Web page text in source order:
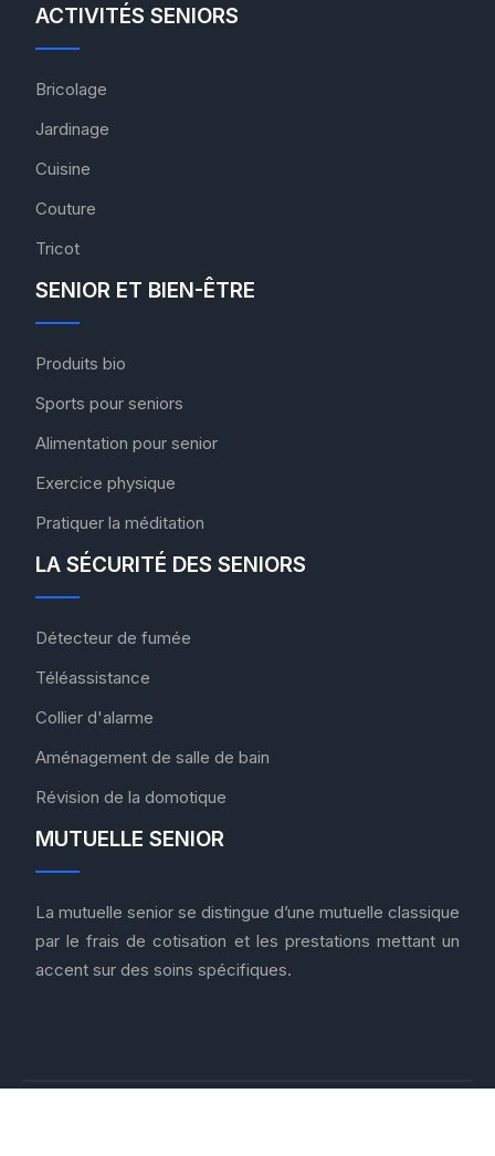
ACTIVITÉS SENIORS
Bricolage
Jardinage
Cuisine
Couture
Tricot
SENIOR ET BIEN-ÊTRE
Produits bio
Sports pour seniors
Alimentation pour senior
Exercice physique
Pratiquer la méditation
LA SÉCURITÉ DES SENIORS
Détecteur de fumée
Téléassistance
Collier d'alarme
Aménagement de salle de bain
Révision de la domotique
MUTUELLE SENIOR
La mutuelle senior se distingue d’une mutuelle classique
par le frais de cotisation et les prestations mettant un
accent sur des soins spécifiques.